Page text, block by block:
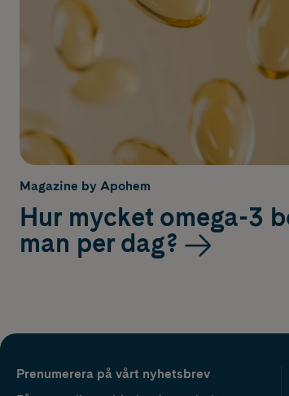
Magazine by Apohem
Hur mycket omega-3
man per dag?
Prenumerera på vårt nyhetsbrev